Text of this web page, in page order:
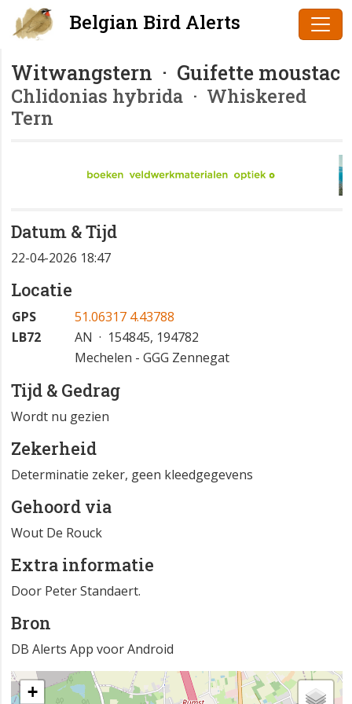
Belgian Bird Alerts
Witwangstern · Guifette moustac
Chlidonias hybrida · Whiskered
Tern
Datum & Tijd
22-04-2026 18:47
Locatie
GPS
51.06317 4.43788
LB72
AN · 154845, 194782
Mechelen - GGG Zennegat
Tijd & Gedrag
Wordt nu gezien
Zekerheid
Determinatie zeker, geen kleedgegevens
Gehoord via
Wout De Rouck
Extra informatie
Door Peter Standaert.
Bron
DB Alerts App voor Android
+